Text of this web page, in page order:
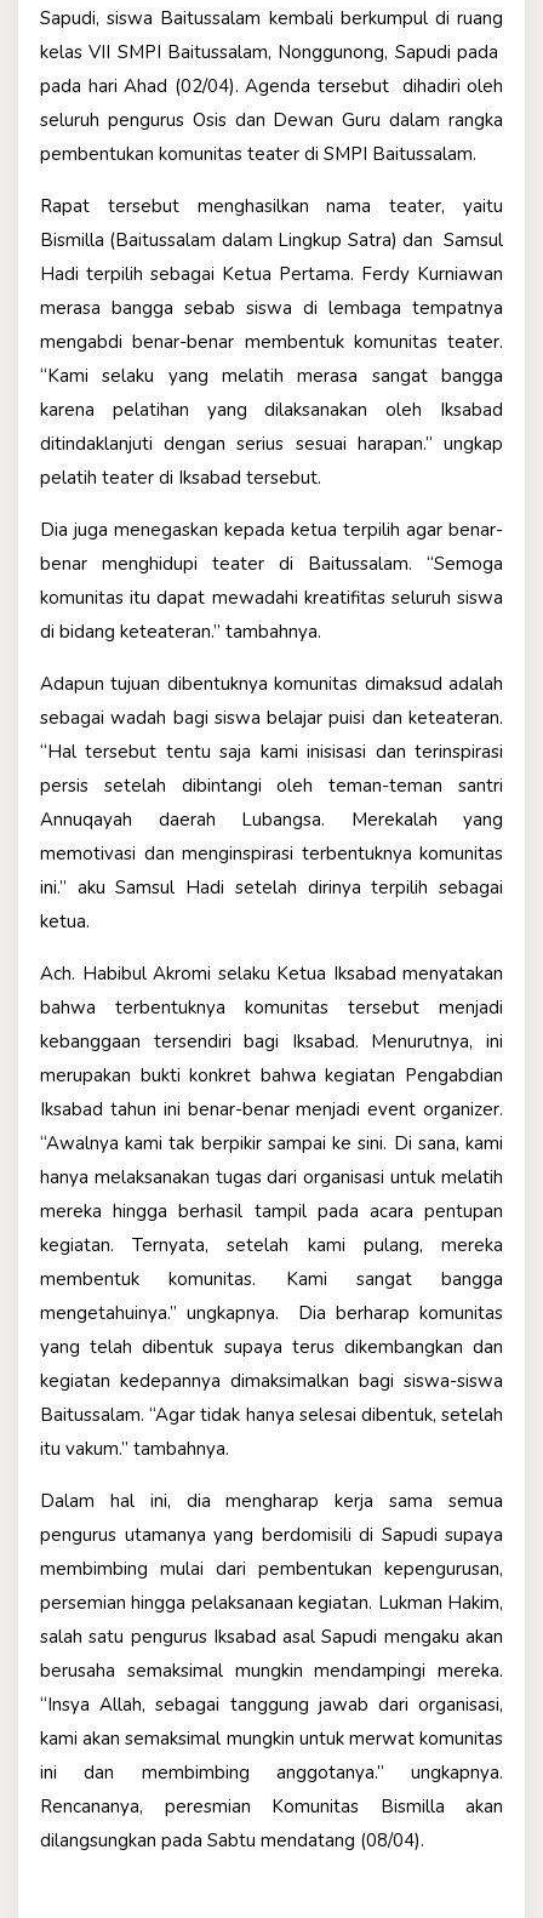
Sapudi, siswa Baitussalam kembali berkumpul di ruang
kelas VII SMPI Baitussalam, Nonggunong, Sapudi pada
pada hari Ahad (02/04). Agenda tersebut dihadiri oleh
seluruh pengurus Osis dan Dewan Guru dalam rangka
pembentukan komunitas teater di SMPI Baitussalam.
Rapat tersebut menghasilkan nama teater, yaitu
Bismilla (Baitussalam dalam Lingkup Satra) dan Samsul
Hadi terpilih sebagai Ketua Pertama. Ferdy Kurniawan
merasa bangga sebab siswa di lembaga tempatnya
mengabdi benar-benar membentuk komunitas teater.
“Kami selaku yang melatih merasa sangat bangga
karena pelatihan yang dilaksanakan oleh Iksabad
ditindaklanjuti dengan serius sesuai harapan.” ungkap
pelatih teater di Iksabad tersebut.
Dia juga menegaskan kepada ketua terpilih agar benar-
benar menghidupi teater di Baitussalam. “Semoga
komunitas itu dapat mewadahi kreatifitas seluruh siswa
di bidang keteateran.” tambahnya.
Adapun tujuan dibentuknya komunitas dimaksud adalah
sebagai wadah bagi siswa belajar puisi dan keteateran.
“Hal tersebut tentu saja kami inisisasi dan terinspirasi
persis setelah dibintangi oleh teman-teman santri
Annuqayah daerah Lubangsa. Merekalah yang
memotivasi dan menginspirasi terbentuknya komunitas
ini.” aku Samsul Hadi setelah dirinya terpilih sebagai
ketua.
Ach. Habibul Akromi selaku Ketua Iksabad menyatakan
bahwa terbentuknya komunitas tersebut menjadi
kebanggaan tersendiri bagi Iksabad. Menurutnya, ini
merupakan bukti konkret bahwa kegiatan Pengabdian
Iksabad tahun ini benar-benar menjadi event organizer.
“Awalnya kami tak berpikir sampai ke sini. Di sana, kami
hanya melaksanakan tugas dari organisasi untuk melatih
mereka hingga berhasil tampil pada acara pentupan
kegiatan. Ternyata, setelah kami pulang, mereka
membentuk komunitas. Kami sangat bangga
mengetahuinya.” ungkapnya. Dia berharap komunitas
yang telah dibentuk supaya terus dikembangkan dan
kegiatan kedepannya dimaksimalkan bagi siswa-siswa
Baitussalam. “Agar tidak hanya selesai dibentuk, setelah
itu vakum.” tambahnya.
Dalam hal ini, dia mengharap kerja sama semua
pengurus utamanya yang berdomisili di Sapudi supaya
membimbing mulai dari pembentukan kepengurusan,
persemian hingga pelaksanaan kegiatan. Lukman Hakim,
salah satu pengurus Iksabad asal Sapudi mengaku akan
berusaha semaksimal mungkin mendampingi mereka.
“Insya Allah, sebagai tanggung jawab dari organisasi,
kami akan semaksimal mungkin untuk merwat komunitas
ini dan membimbing anggotanya.” ungkapnya.
Rencananya, peresmian Komunitas Bismilla akan
dilangsungkan pada Sabtu mendatang (08/04).